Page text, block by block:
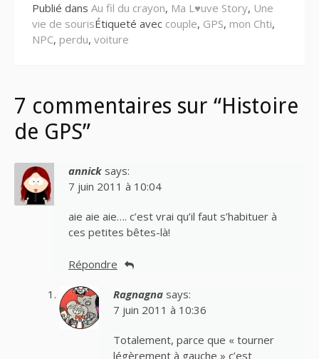
Publié dans Au fil du crayon, Ma L♥uve Story, Une
vie de sourisÉtiqueté avec couple, GPS, mon Chti,
NPC, perdu, voiture
7 commentaires sur “Histoire
de GPS”
annick says:
7 juin 2011 à 10:04
aie aie aie…. c’est vrai qu’il faut s’habituer à
ces petites bêtes-là!
Répondre
Ragnagna says:
7 juin 2011 à 10:36
Totalement, parce que « tourner
légèrement à gauche » c’est